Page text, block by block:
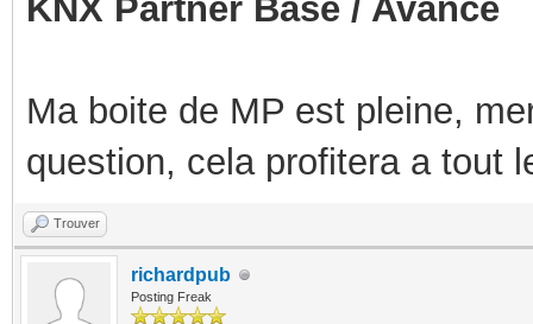
Composite:
+89.8°C)
(crit =
(crit =
Sensor 1: +37.9°C
Sensor 2: +33.9°C
+65261.8°C)
KNX Partner Base / Avancé
Ma boite de MP est pleine,
question, cela profitera a tout
Trouver
richardpub
Posting Freak